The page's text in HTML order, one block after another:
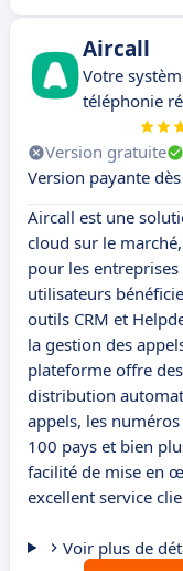
Aircall
Votre
téléphonie
Version gratuite
Version payante dès
Aircall est une
cloud sur le
pour les
utilisateurs
outils CRM et
la gestion des
plateforme offre
distribution
appels, les
100 pays et bien
facilité de mise en
excellent service
Voir plus de